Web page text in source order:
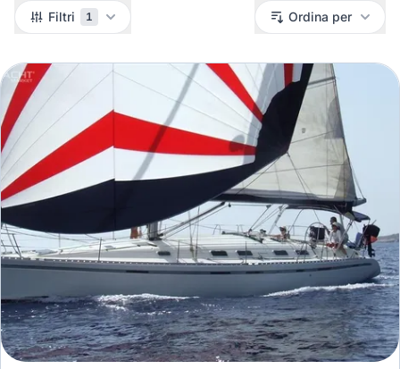
Filtri Filtri 1 Ordina per